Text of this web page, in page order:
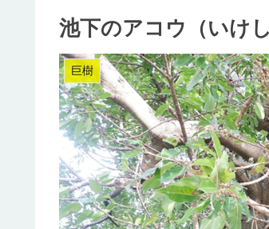
池下のアコウ（いけ
巨樹